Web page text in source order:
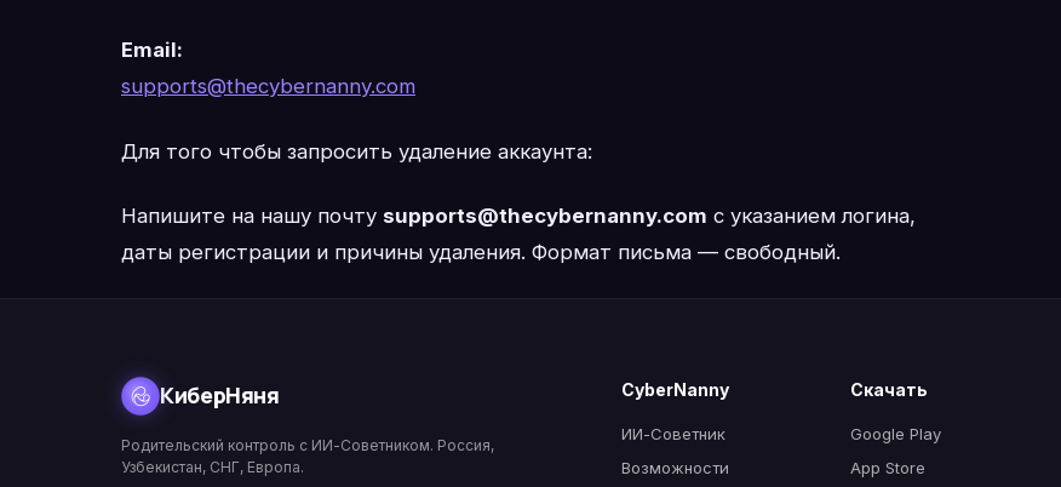
Email:
supports@thecybernanny.com
Для того чтобы запросить удаление аккаунта:
Напишите на нашу почту supports@thecybernanny.com с указанием логина,
даты регистрации и причины удаления. Формат письма — свободный.
КиберНяня
Родительский контроль с ИИ-Советником. Россия,
Узбекистан, СНГ, Европа.
CyberNanny
ИИ-Советник
Возможности
Скачать
Google Play
App Store